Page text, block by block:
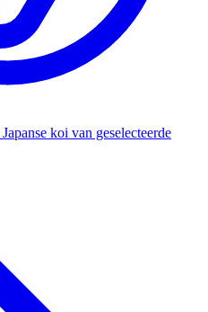
Japanse koi van geselecteerde